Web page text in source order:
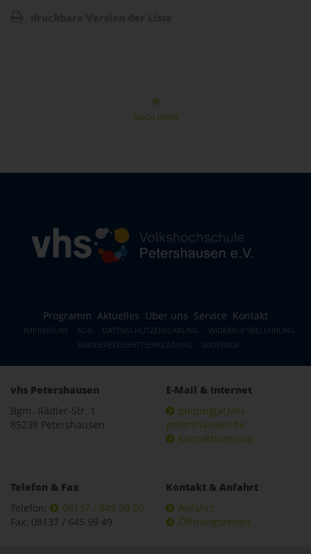
NACH OBEN
Programm Aktuelles Über uns Service Kontakt
IMPRESSUM AGB DATENSCHUTZERKLÄRUNG
WIDERRUFSBELEHRUNG
BARRIEREFREIHEITSERKLÄRUNG
WIDERRUF
vhs Petershausen
Bgm.-Rädler-Str. 1
85238 Petershausen
E-Mail & Internet
bildung(at)vhs-
petershausen.de
Kontaktformular
Telefon & Fax
Telefon:
08137 / 645 99 50
Fax: 08137 / 645 99 49
Kontakt & Anfahrt
Anfahrt
Öffnungszeiten